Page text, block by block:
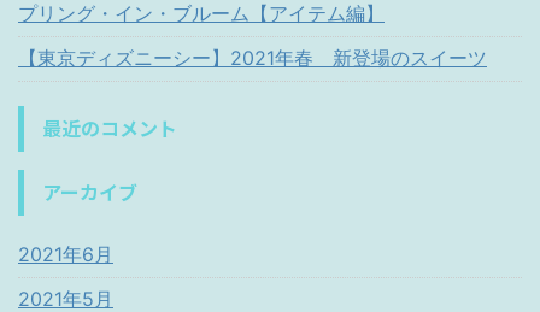
プリング・イン・ブルーム【アイテム編】
【東京ディズニーシー】2021年春 新登場のスイーツ
最近のコメント
アーカイブ
2021年6月
2021年5月